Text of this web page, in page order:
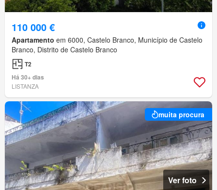
110 000 €
Apartamento em 6000, Castelo Branco, Município de Castelo
Branco, Distrito de Castelo Branco
T2
Há 30+ dias
LISTANZA
muita procura
Ver foto